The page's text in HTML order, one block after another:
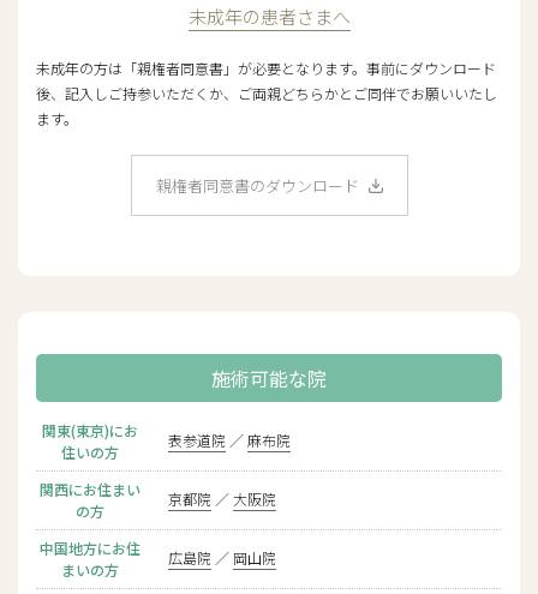
未成年の患者さまへ
未成年の方は「親権者同意書」が必要となります。事前にダウンロード
後、記入しご持参いただくか、ご両親どちらかとご同伴でお願いいたし
ます。
親権者同意書のダウンロード
施術可能な院
関東(東京)にお
住いの方
表参道院 麻布院
関西にお住まい
の方
京都院 大阪院
中国地方にお住
まいの方
広島院 岡山院